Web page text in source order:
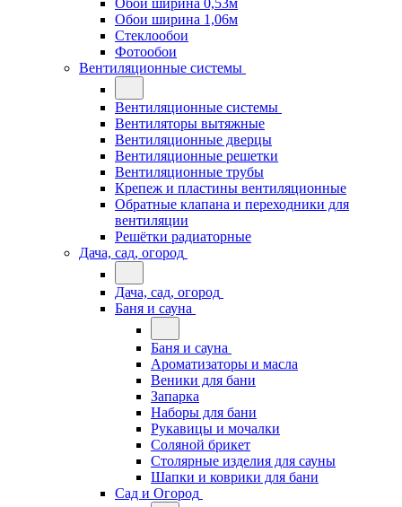
Обои ширина 0,53м
Обои ширина 1,06м
Стеклообои
Фотообои
Вентиляционные системы
Вентиляционные системы
Вентиляторы вытяжные
Вентиляционные дверцы
Вентиляционные решетки
Вентиляционные трубы
Крепеж и пластины вентиляционные
Обратные клапана и переходники для
вентиляции
Решётки радиаторные
Дача, сад, огород
Дача, сад, огород
Баня и сауна
Баня и сауна
Ароматизаторы и масла
Веники для бани
Запарка
Наборы для бани
Рукавицы и мочалки
Соляной брикет
Столярные изделия для сауны
Шапки и коврики для бани
Сад и Огород